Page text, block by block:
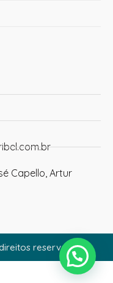
Capello, Artur
reservados.